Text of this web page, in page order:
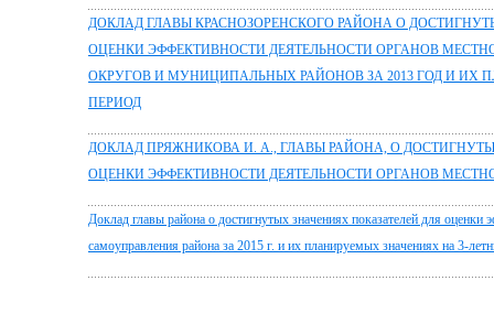
ДОКЛАД ГЛАВЫ КРАСНОЗОРЕНСКОГО РАЙОНА О
ОЦЕНКИ ЭФФЕКТИВНОСТИ ДЕЯТЕЛЬНОСТИ ОРГАНОВ
ОКРУГОВ И МУНИЦИПАЛЬНЫХ РАЙОНОВ ЗА 2013 ГОД И ИХ
ПЕРИОД
ДОКЛАД ПРЯЖНИКОВА И. А., ГЛАВЫ РАЙОНА, О
ОЦЕНКИ ЭФФЕКТИВНОСТИ ДЕЯТЕЛЬНОСТИ ОРГАНОВ
Доклад главы района о достигнутых значениях показателей для оценки
самоуправления района за 2015 г. и их планируемых значениях на 3-